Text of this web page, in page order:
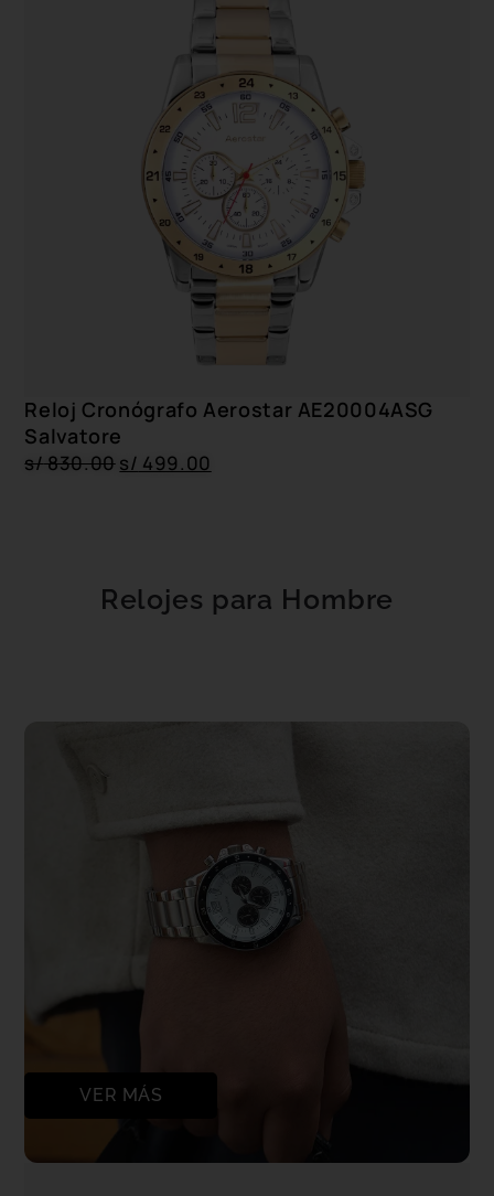
Reloj Cronógrafo Aerostar AE20004ASG
Salvatore
s/830.00s/ 499.00
Relojes para Hombre
VER MÁS